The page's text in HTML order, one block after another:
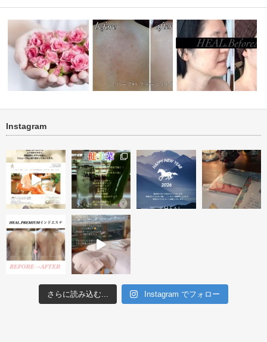
ートメ
ブライダル・背中ニキビ・ニキnew タラソ再生トリート
Instagram
さらに読み込む... Instagram でフォロー